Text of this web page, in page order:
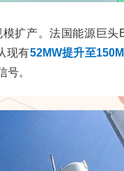
扩产。法国能源巨头
现有52MW提升至
号。